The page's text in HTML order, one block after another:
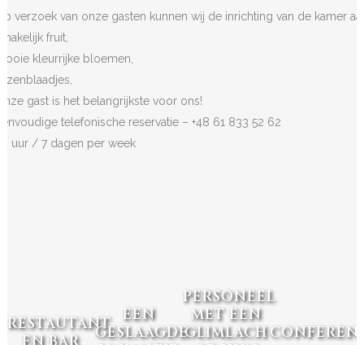
verzoek van onze gasten kunnen wij de inrichting van de kamer
fruit,
kleurrijke bloemen,
gast is het belangrijkste voor ons!
telefonische reservatie – +48 61 833 52 62
uur / 7 dagen per week
RESTAUTANT
EEN
GESLAAGDE
PERSONEEL
MET EEN
GLIMLACH